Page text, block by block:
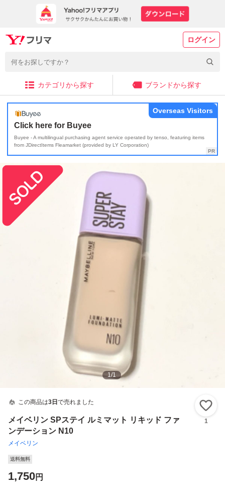
ログイン
カテゴリから探す ブランドから探す
Click here for Buyee
Buyee - A multilingual purchasing agent service operated by tenso, featuring items
from JDirectItems Fleamarket (provided by LY Corporation)
Overseas Visitors
1/1
この商品は3日 で売れました
メイベリン SPステイ ルミマット リキッド ファ
ンデーション N10
メイベリン
1
送料無料
1,750円